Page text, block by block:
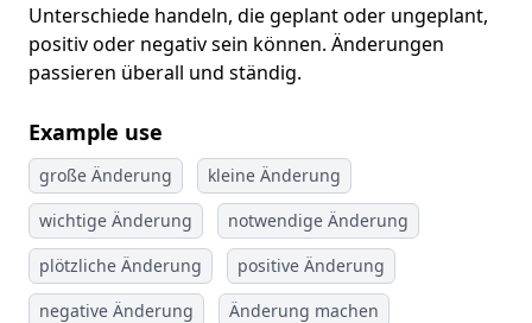
Unterschiede handeln, die geplant oder ungeplant,
positiv oder negativ sein können. Änderungen
passieren überall und ständig.
Example use
große Änderung
kleine Änderung
wichtige Änderung
notwendige Änderung
plötzliche Änderung
positive Änderung
negative Änderung
Änderung machen